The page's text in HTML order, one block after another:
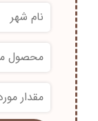
*
*